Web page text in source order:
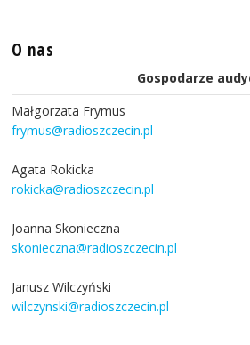
O nas
Gospodarze
Małgorzata Frymus
frymus@radioszczecin.pl
Agata Rokicka
rokicka@radioszczecin.pl
Joanna Skonieczna
skonieczna@radioszczecin.pl
Janusz Wilczyński
wilczynski@radioszczecin.pl